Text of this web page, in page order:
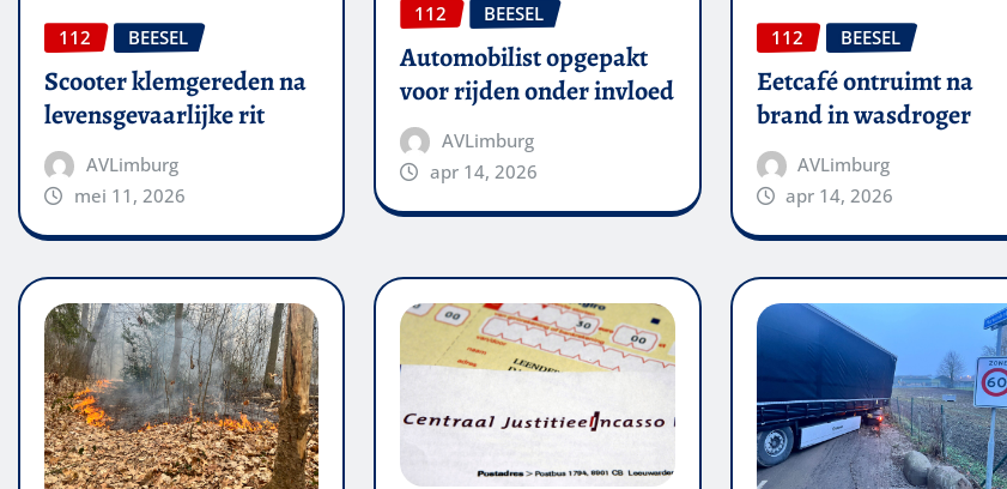
112 BEESEL
Scooter klemgereden na
levensgevaarlijke rit
AVLimburg
mei 11, 2026
112 BEESEL
Automobilist opgepakt
voor rijden onder invloed
AVLimburg
apr 14, 2026
112 BEESEL
Eetcafé ontruimt na
brand in wasdroger
AVLimburg
apr 14, 2026